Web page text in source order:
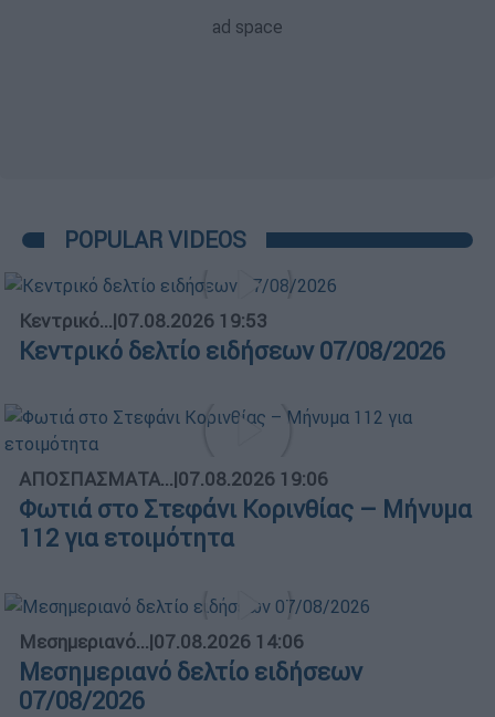
POPULAR VIDEOS
Κεντρικό...|07.08.2026 19:53
Κεντρικό δελτίο ειδήσεων 07/08/2026
ΑΠΟΣΠΑΣΜΑΤΑ...|07.08.2026 19:06
Φωτιά στο Στεφάνι Κορινθίας – Μήνυμα
112 για ετοιμότητα
Μεσημεριανό...|07.08.2026 14:06
Μεσημεριανό δελτίο ειδήσεων
07/08/2026